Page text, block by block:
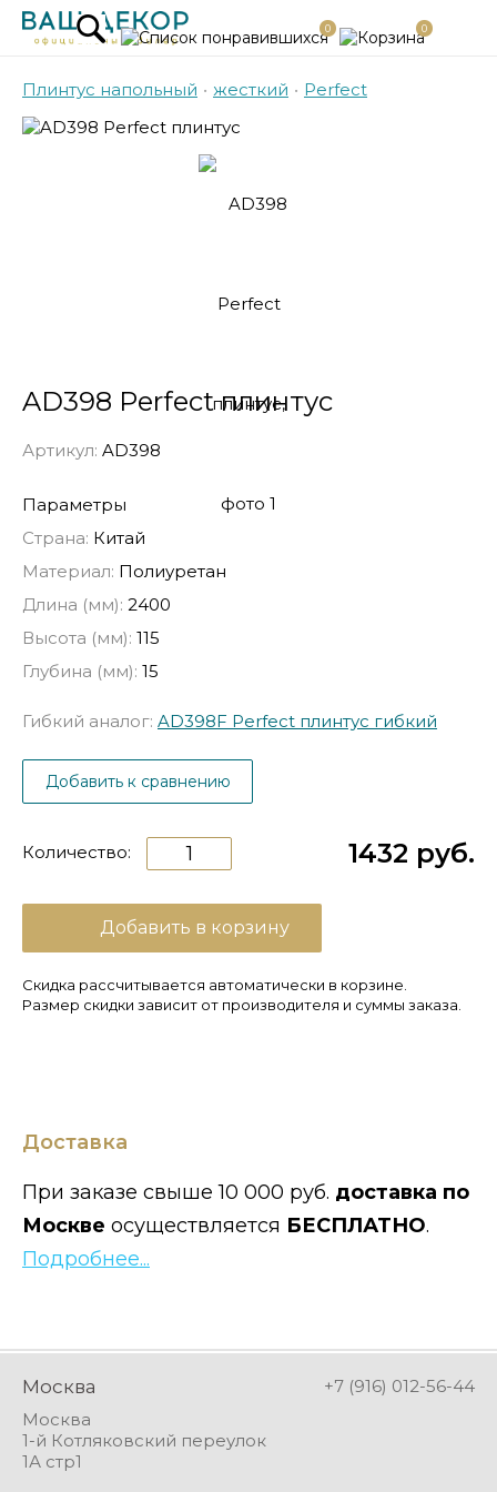
0 0
Плинтус напольный • жесткий • Perfect
AD398 Perfect плинтус
Артикул: AD398
Параметры
Страна: Китай
Материал: Полиуретан
Длина (мм): 2400
Высота (мм): 115
Глубина (мм): 15
Гибкий аналог: AD398F Perfect плинтус гибкий
Добавить к сравнению
1432 руб.
Количество:
Добавить в корзину
Скидка рассчитывается автоматически в корзине.
Размер скидки зависит от производителя и суммы заказа.
Доставка
При заказе свыше 10 000 руб. доставка по
Москве осуществляется БЕСПЛАТНО.
Подробнее...
Москва
+7 (916) 012-56-44
Москва
1-й Котляковский переулок
1А стр1